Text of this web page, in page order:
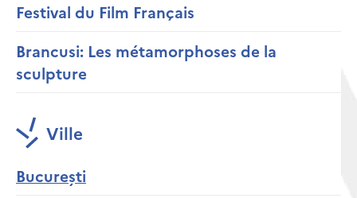
Festival du Film Français
Brancusi: Les métamorphoses de la
sculpture
Ville
București